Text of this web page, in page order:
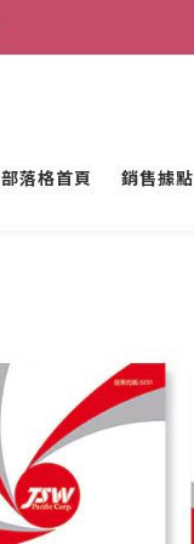
部落格首頁 銷售據點